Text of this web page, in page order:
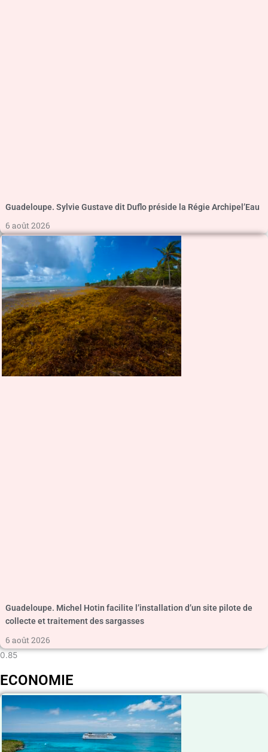
Guadeloupe. Sylvie Gustave dit Duflo préside la Régie Archipel’Eau
6 août 2026
Guadeloupe. Michel Hotin facilite l’installation d’un site pilote de
collecte et traitement des sargasses
6 août 2026
ECONOMIE